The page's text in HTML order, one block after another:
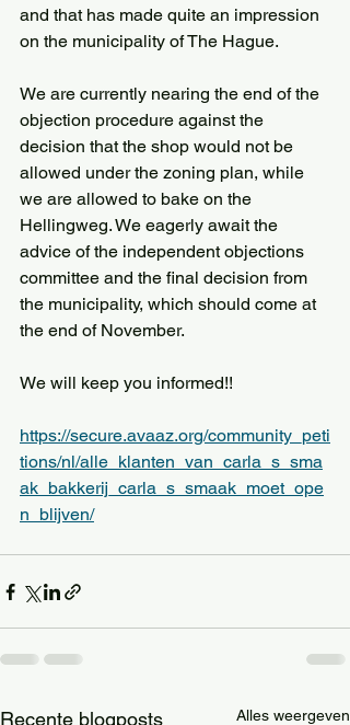
and that has made quite an impression
on the municipality of The Hague.
We are currently nearing the end of the
objection procedure against the
decision that the shop would not be
allowed under the zoning plan, while
we are allowed to bake on the
Hellingweg. We eagerly await the
advice of the independent objections
committee and the final decision from
the municipality, which should come at
the end of November.
We will keep you informed!!
https://secure.avaaz.org/community_peti
tions/nl/alle_klanten_van_carla_s_sma
ak_bakkerij_carla_s_smaak_moet_ope
n_blijven/
Recente blogposts Alles weergeven